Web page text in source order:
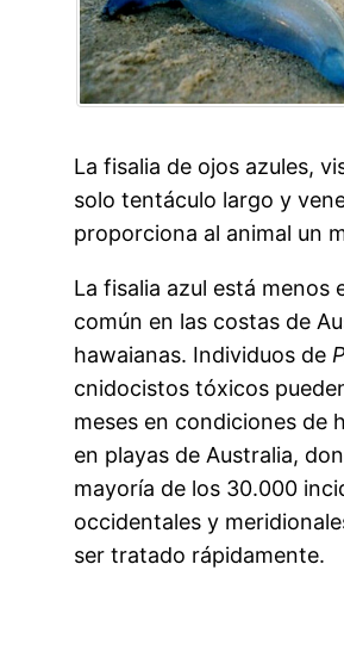
La fisalia de ojos azules,
solo tentáculo largo y
proporciona al animal un
La fisalia azul está menos
común en las costas de
hawaianas. Individuos de
cnidocistos tóxicos
meses en condiciones de
en playas de Australia,
mayoría de los 30.000
occidentales y
ser tratado rápidamente.